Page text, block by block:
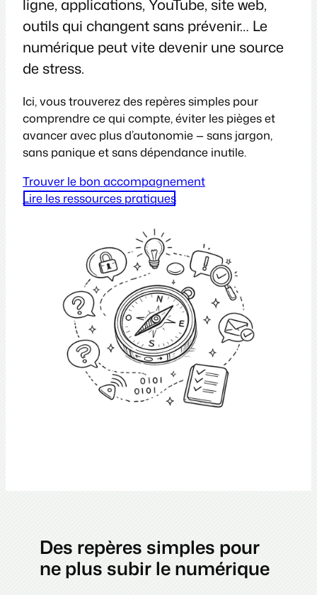
ligne, applications, YouTube, site web,
outils qui changent sans prévenir… Le
numérique peut vite devenir une source
de stress.
Ici, vous trouverez des repères simples pour
comprendre ce qui compte, éviter les pièges et
avancer avec plus d’autonomie — sans jargon,
sans panique et sans dépendance inutile.
Trouver le bon accompagnement
Lire les ressources pratiques
Des repères simples pour
ne plus subir le numérique